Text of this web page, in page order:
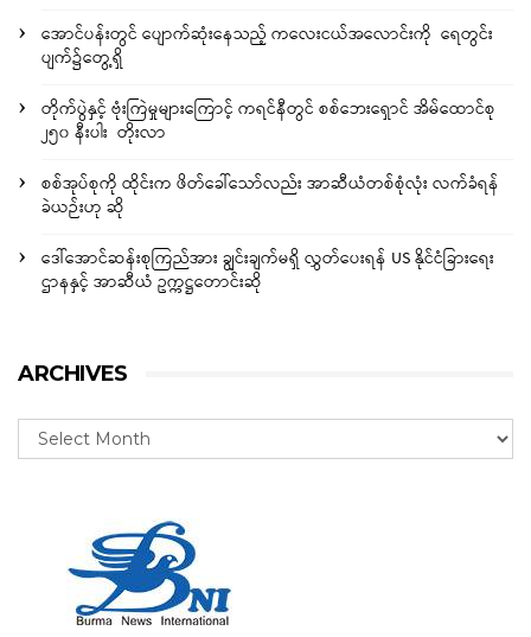
အောင်ပန်းတွင် ပျောက်ဆုံးနေသည့် ကလေးငယ်အလောင်းကို ရေတွင်း
ပျက်၌တွေ့ရှိ
တိုက်ပွဲနှင့် ဗုံးကြဲမှုများကြောင့် ကရင်နီတွင် စစ်ဘေးရှောင် အိမ်ထောင်စု
၂၅၀ နီးပါး တိုးလာ
စစ်အုပ်စုကို ထိုင်းက ဖိတ်ခေါ်သော်လည်း အာဆီယံတစ်စုံလုံး လက်ခံရန်
ခဲယဉ်းဟု ဆို
ဒေါ်အောင်ဆန်းစုကြည်အား ချွင်းချက်မရှိ လွှတ်ပေးရန် US နိုင်ငံခြားရေး
ဌာနနှင့် အာဆီယံ ဥက္ကဋ္ဌတောင်းဆို
ARCHIVES